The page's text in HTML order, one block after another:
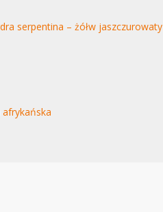
serpentina – żółw jaszczurowaty